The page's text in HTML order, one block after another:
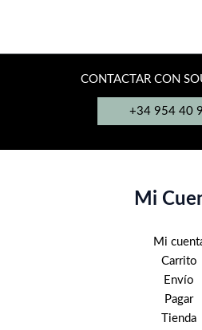
CONTACTAR CON
+34 954 40
Mi
Mi
Carrito
Envío
Pagar
Tienda